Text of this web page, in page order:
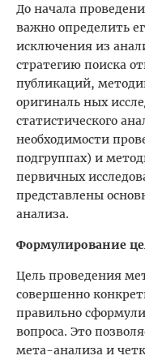
До начала
важно определить
исключения из
стратегию поиска
публикаций,
оригиналь ных
статистического
необходимости
подгруппах) и
первичных
представлены
анализа.
Формулирование
Цель проведения
совершенно
правильно
вопроса. Это
мета-анализа и